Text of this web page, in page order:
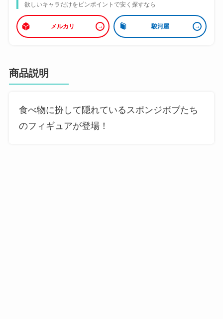
欲しいキャラだけをピンポイントで安く探すなら
メルカリ 駿河屋
商品説明
食べ物に扮して隠れているスポンジボブたち
のフィギュアが登場！